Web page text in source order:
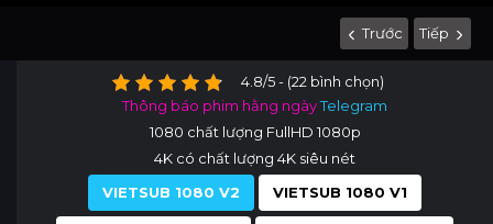
Trước Tiếp
4.8/5 - (22 bình chọn)
Thông báo phim hằng ngàyTelegram
1080 chất lượng FullHD 1080p
4K có chất lượng 4K siêu nét
VIETSUB 1080 V2
VIETSUB 1080 V1